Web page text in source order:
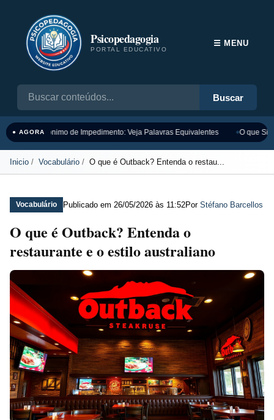
Psicopedagogia
PORTAL EDUCATIVO
Buscar
☰ MENU
● AGORASinônimo de Impedimento: Veja Palavras Equivalentes O que
Inicio Vocabulário O que é Outback? Entenda o restau...
Vocabulário Publicado em 26/05/2026 às 11:52Por Stéfano Barcellos
O que é Outback? Entenda o
restaurante e o estilo australiano